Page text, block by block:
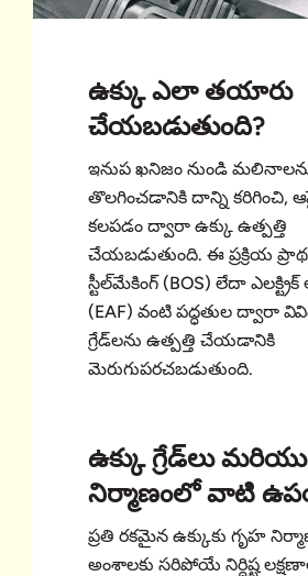
ఉక్కు ఎలా తయారు
చేయబడుతుంది?
ఇనుప ఖనిజం నుండి
తొలగించడానికి దాన్ని కరిగించి,
కలపడం ద్వారా ఉక్కు ఉత్పత్తి
చేయబడుతుంది. ఈ ప్రక్రియ
స్టీల్‌మేకింగ్ (BOS) లేదా ఎలక్ట్రిక్
(EAF) వంటి పద్ధతుల ద్వారా
గ్రేడ్‌లను ఉత్పత్తి చేయడానికి
మెరుగుపరచబడుతుంది.
ఉక్కు గ్రేడ్‌లు
నిర్మాణంలో వాటి
ప్రతి రకమైన ఉక్కుకు గృహ
అంశాలకు సరిపోయే నిర్దిష్ట